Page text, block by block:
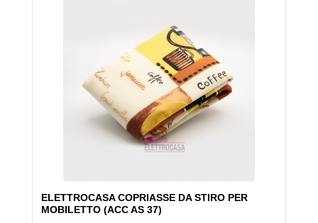
ELETTROCASA COPRIASSE DA STIRO PER
MOBILETTO (ACC AS 37)